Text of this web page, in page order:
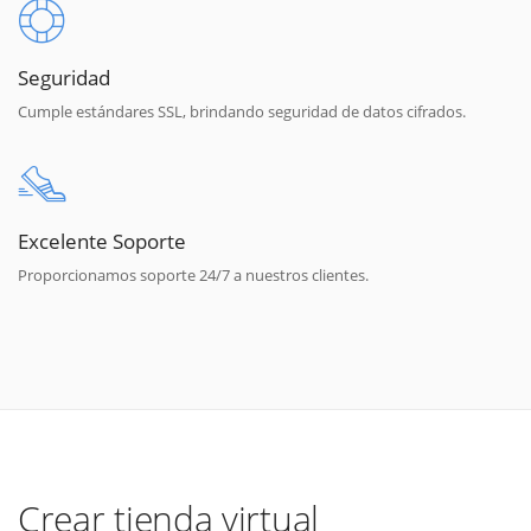
Seguridad
Cumple estándares SSL, brindando seguridad de datos cifrados.
Excelente Soporte
Proporcionamos soporte 24/7 a nuestros clientes.
Crear tienda virtual